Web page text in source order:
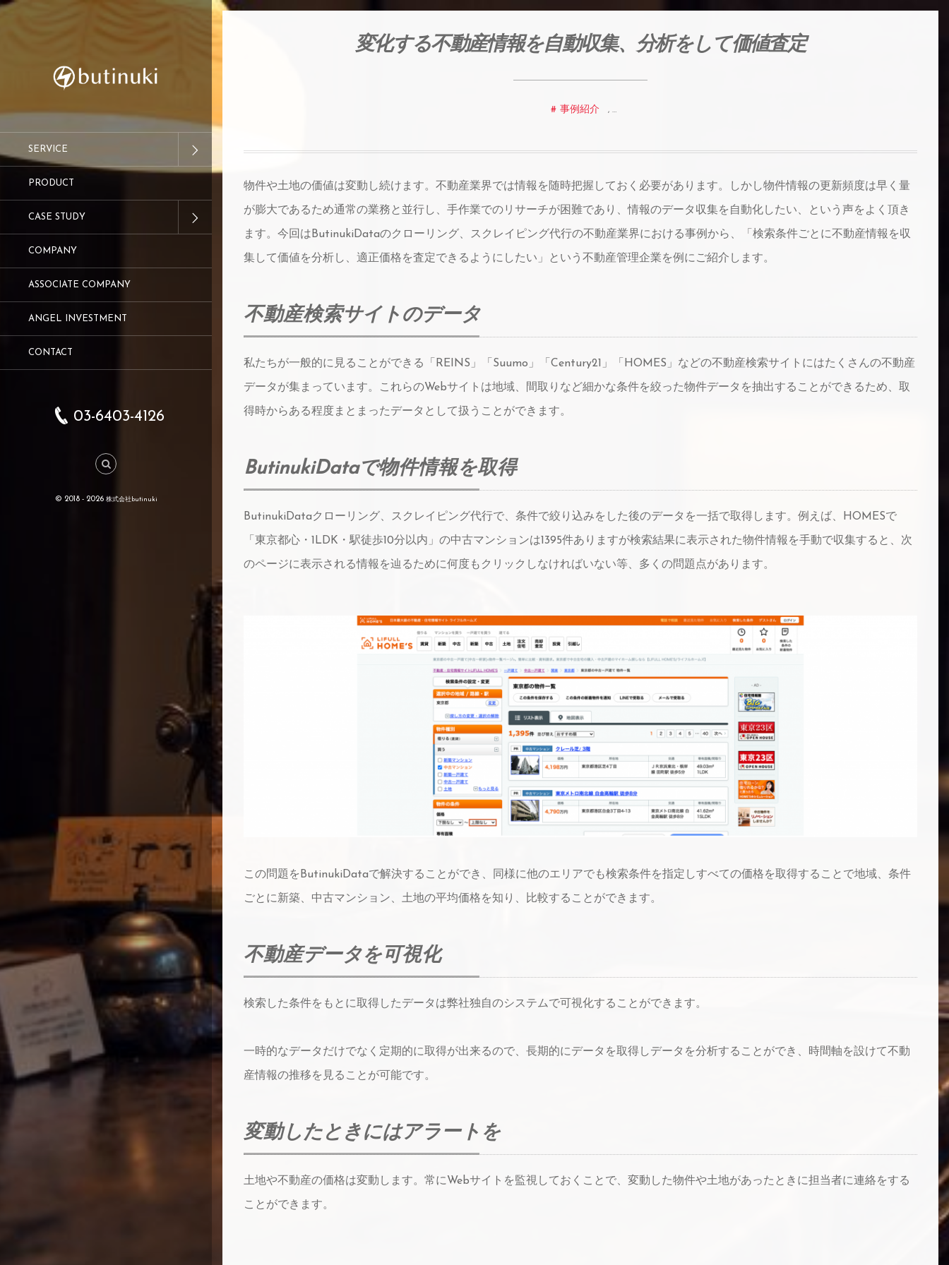
SERVICE
PRODUCT
CASE STUDY
COMPANY
ASSOCIATE COMPANY
ANGEL INVESTMENT
CONTACT
03-6403-4126
© 2018 - 2026 株式会社butinuki
変化する不動産情報を自動収集、分析をして価値査定
事例紹介 , …
物件や土地の価値は変動し続けます。不動産業界では情報を随時把握しておく必要があります。しかし物件情報の更新頻度は早く量
が膨大であるため通常の業務と並行し、手作業でのリサーチが困難であり、情報のデータ収集を自動化したい、という声をよく頂き
ます。今回はButinukiDataのクローリング、スクレイピング代行の不動産業界における事例から、「検索条件ごとに不動産情報を収
集して価値を分析し、適正価格を査定できるようにしたい」という不動産管理企業を例にご紹介します。
不動産検索サイトのデータ
私たちが一般的に見ることができる「REINS」「Suumo」「Century21」「HOMES」などの不動産検索サイトにはたくさんの不動産
データが集まっています。これらのWebサイトは地域、間取りなど細かな条件を絞った物件データを抽出することができるため、取
得時からある程度まとまったデータとして扱うことができます。
ButinukiDataで物件情報を取得
ButinukiDataクローリング、スクレイピング代行で、条件で絞り込みをした後のデータを一括で取得します。例えば、HOMESで
「東京都心・1LDK・駅徒歩10分以内」の中古マンションは1395件ありますが検索結果に表示された物件情報を手動で収集すると、次
のページに表示される情報を辿るために何度もクリックしなければいない等、多くの問題点があります。
この問題をButinukiDataで解決することができ、同様に他のエリアでも検索条件を指定しすべての価格を取得することで地域、条件
ごとに新築、中古マンション、土地の平均価格を知り、比較することができます。
不動産データを可視化
検索した条件をもとに取得したデータは弊社独自のシステムで可視化することができます。
一時的なデータだけでなく定期的に取得が出来るので、長期的にデータを取得しデータを分析することができ、時間軸を設けて不動
産情報の推移を見ることが可能です。
変動したときにはアラートを
土地や不動産の価格は変動します。常にWebサイトを監視しておくことで、変動した物件や土地があったときに担当者に連絡をする
ことができます。